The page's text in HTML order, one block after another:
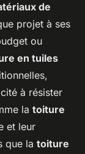
de
projet à ses
ou
en tuiles
à résister
la toiture
et leur
que la toiture